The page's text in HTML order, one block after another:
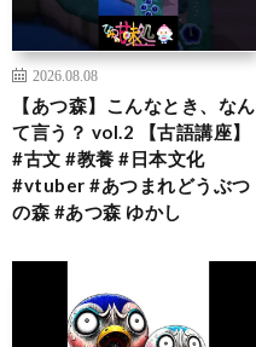
2026.08.08
【あつ森】こんなとき、なん
て言う？ vol.2 【古語講座】
#古文 #教養 #日本文化
#vtuber #あつまれどうぶつ
の森 #あつ森 ゆかし